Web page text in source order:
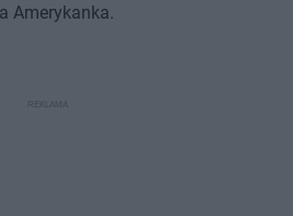
Amerykanka.